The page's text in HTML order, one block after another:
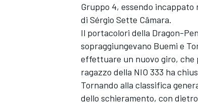
Gruppo 4, essendo incappato
di Sérgio Sette Câmara.
Il portacolori della Dragon-
sopraggiungevano Buemi e
effettuare un nuovo giro, che
ragazzo della NIO 333 ha
Tornando alla classifica
dello schieramento, con